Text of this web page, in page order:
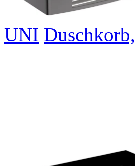
UNI